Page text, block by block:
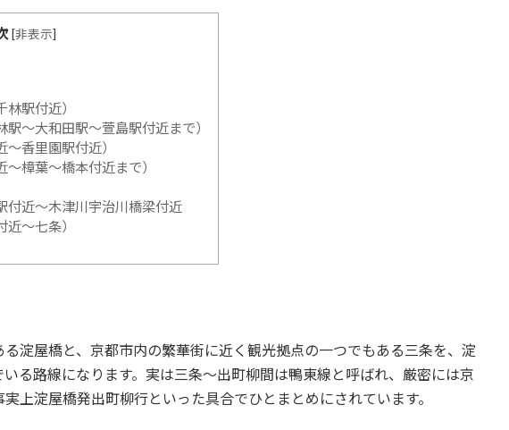
[非表示]
駅付近）
～大和田駅～萱島駅付近まで）
香里園駅付近）
樟葉～橋本付近まで）
付近～木津川宇治川橋梁付近
～七条）
淀屋橋と、京都市内の繁華街に近く観光拠点の一つでもある三条を、淀
る路線になります。実は三条～出町柳間は鴨東線と呼ばれ、厳密には京
上淀屋橋発出町柳行といった具合でひとまとめにされています。